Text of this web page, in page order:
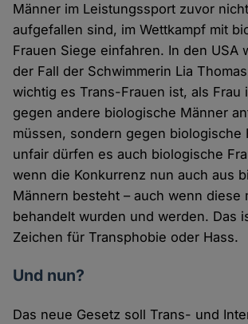
Männer im Leistungssport zuvor
aufgefallen sind, im Wettkampf mit
Frauen Siege einfahren. In den USA
der Fall der Schwimmerin Lia
wichtig es Trans-Frauen ist, als Frau
gegen andere biologische Männer
müssen, sondern gegen biologische
unfair dürfen es auch biologische
wenn die Konkurrenz nun auch aus
Männern besteht – auch wenn diese
behandelt wurden und werden. Das
Zeichen für Transphobie oder Hass.
Und nun?
Das neue Gesetz soll Trans- und